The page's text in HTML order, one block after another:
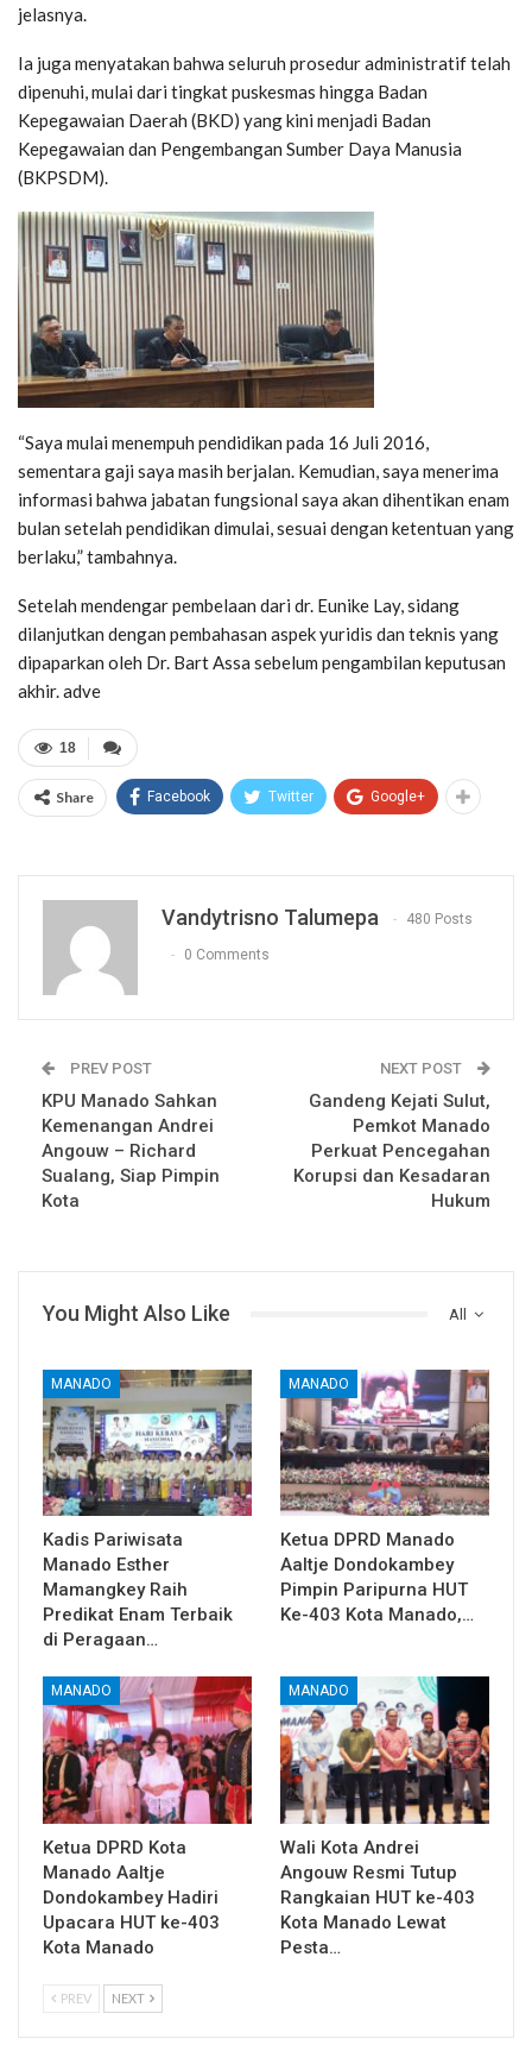
jelasnya.
Ia juga menyatakan bahwa seluruh prosedur administratif telah
dipenuhi, mulai dari tingkat puskesmas hingga Badan
Kepegawaian Daerah (BKD) yang kini menjadi Badan
Kepegawaian dan Pengembangan Sumber Daya Manusia
(BKPSDM).
“Saya mulai menempuh pendidikan pada 16 Juli 2016,
sementara gaji saya masih berjalan. Kemudian, saya menerima
informasi bahwa jabatan fungsional saya akan dihentikan enam
bulan setelah pendidikan dimulai, sesuai dengan ketentuan yang
berlaku,” tambahnya.
Setelah mendengar pembelaan dari dr. Eunike Lay, sidang
dilanjutkan dengan pembahasan aspek yuridis dan teknis yang
dipaparkan oleh Dr. Bart Assa sebelum pengambilan keputusan
akhir. adve
18
Share Facebook Twitter Google+
Vandytrisno Talumepa 480 Posts
0 Comments
PREV POST
KPU Manado Sahkan
Kemenangan Andrei
Angouw – Richard
Sualang, Siap Pimpin
Kota
NEXT POST
Gandeng Kejati Sulut,
Pemkot Manado
Perkuat Pencegahan
Korupsi dan Kesadaran
Hukum
All
You Might Also Like
MANADO
Kadis Pariwisata
Manado Esther
Mamangkey Raih
Predikat Enam Terbaik
di Peragaan…
MANADO
Ketua DPRD Manado
Aaltje Dondokambey
Pimpin Paripurna HUT
Ke-403 Kota Manado,…
MANADO
Ketua DPRD Kota
Manado Aaltje
Dondokambey Hadiri
Upacara HUT ke-403
Kota Manado
MANADO
Wali Kota Andrei
Angouw Resmi Tutup
Rangkaian HUT ke-403
Kota Manado Lewat
Pesta…
PREV NEXT